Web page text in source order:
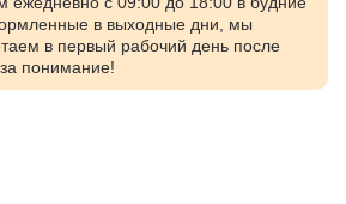
в выходные дни, мы
в первый рабочий день после
понимание!